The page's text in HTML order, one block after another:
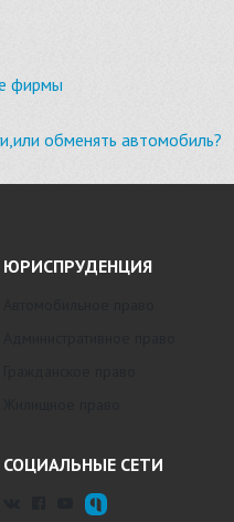
фирмы
обменять автомобиль?
ЮРИСПРУДЕНЦИЯ
СОЦИАЛЬНЫЕ СЕТИ